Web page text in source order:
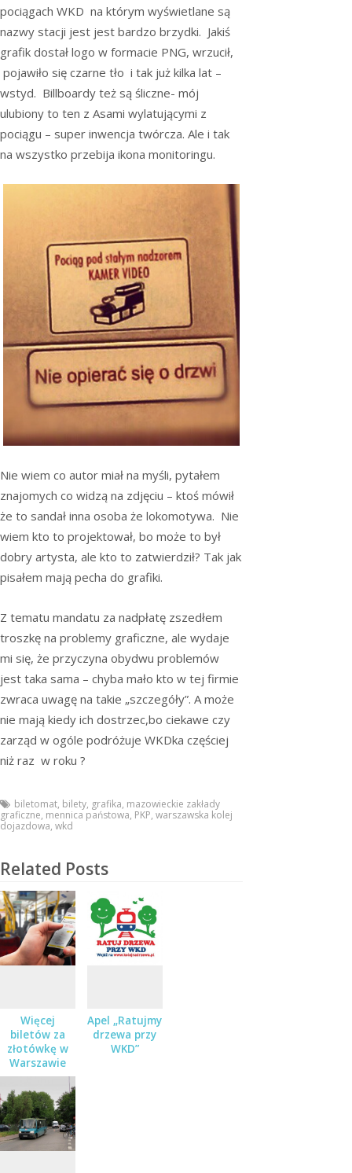
pociągach WKD na którym wyświetlane są
nazwy stacji jest jest bardzo brzydki. Jakiś
grafik dostał logo w formacie PNG, wrzucił,
pojawiło się czarne tło i tak już kilka lat –
wstyd. Billboardy też są śliczne- mój
ulubiony to ten z Asami wylatującymi z
pociągu – super inwencja twórcza. Ale i tak
na wszystko przebija ikona monitoringu.
Nie wiem co autor miał na myśli, pytałem
znajomych co widzą na zdjęciu – ktoś mówił
że to sandał inna osoba że lokomotywa. Nie
wiem kto to projektował, bo może to był
dobry artysta, ale kto to zatwierdził? Tak jak
pisałem mają pecha do grafiki.
Z tematu mandatu za nadpłatę zszedłem
troszkę na problemy graficzne, ale wydaje
mi się, że przyczyna obydwu problemów
jest taka sama – chyba mało kto w tej firmie
zwraca uwagę na takie „szczegóły”. A może
nie mają kiedy ich dostrzec,bo ciekawe czy
zarząd w ogóle podróżuje WKDka częściej
niż raz w roku ?
biletomat, bilety, grafika, mazowieckie zakłady
graficzne, mennica państowa, PKP, warszawska kolej
dojazdowa, wkd
Related Posts
Więcej
biletów za
złotówkę w
Warszawie
Apel „Ratujmy
drzewa przy
WKD”